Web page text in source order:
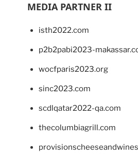
MEDIA PARTNER II
isth2022.com
p2b2pabi2023-
wocfparis2023.org
sinc2023.com
scdlqatar2022-qa.com
thecolumbiagrill.com